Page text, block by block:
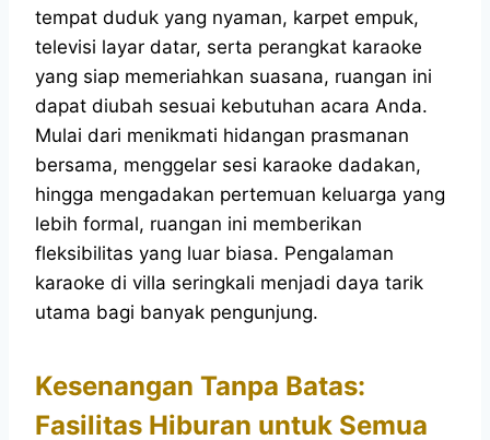
tempat duduk yang nyaman, karpet empuk,
televisi layar datar, serta perangkat karaoke
yang siap memeriahkan suasana, ruangan ini
dapat diubah sesuai kebutuhan acara Anda.
Mulai dari menikmati hidangan prasmanan
bersama, menggelar sesi karaoke dadakan,
hingga mengadakan pertemuan keluarga yang
lebih formal, ruangan ini memberikan
fleksibilitas yang luar biasa. Pengalaman
karaoke di villa seringkali menjadi daya tarik
utama bagi banyak pengunjung.
Kesenangan Tanpa Batas:
Fasilitas Hiburan untuk Semua